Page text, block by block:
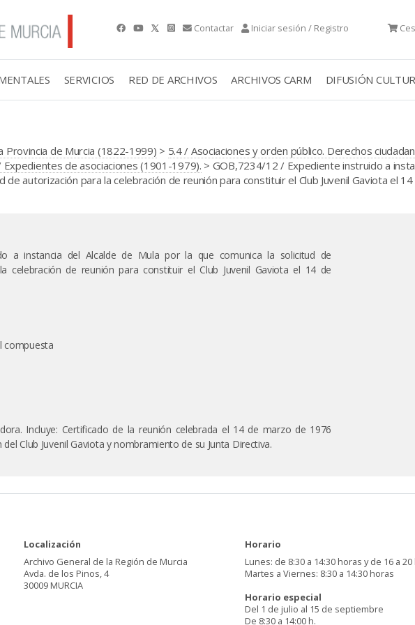
Contactar Iniciar sesión / Registro
SERVICIOS RED DE ARCHIVOS ARCHIVOS CARM DIFUSIÓN
Provincia de Murcia (1822-1999) > 5.4 / Asociaciones y orden público. Derechos
Expedientes de asociaciones (1901-1979). > GOB,7234/12 / Expediente instruido a
de autorización para la celebración de reunión para constituir el Club Juvenil Gaviota el
a instancia del Alcalde de Mula por la que comunica la solicitud de
celebración de reunión para constituir el Club Juvenil Gaviota el 14 de
compuesta
Incluye: Certificado de la reunión celebrada el 14 de marzo de 1976
Club Juvenil Gaviota y nombramiento de su Junta Directiva.
Localización
Archivo General de la Región de Murcia
Avda. de los Pinos, 4
30009 MURCIA
Horario
Lunes: de 8:30 a 14:30 horas y de 16 a
Martes a Viernes: 8:30 a 14:30 horas
Horario especial
Del 1 de julio al 15 de septiembre
De 8:30 a 14:00 h.